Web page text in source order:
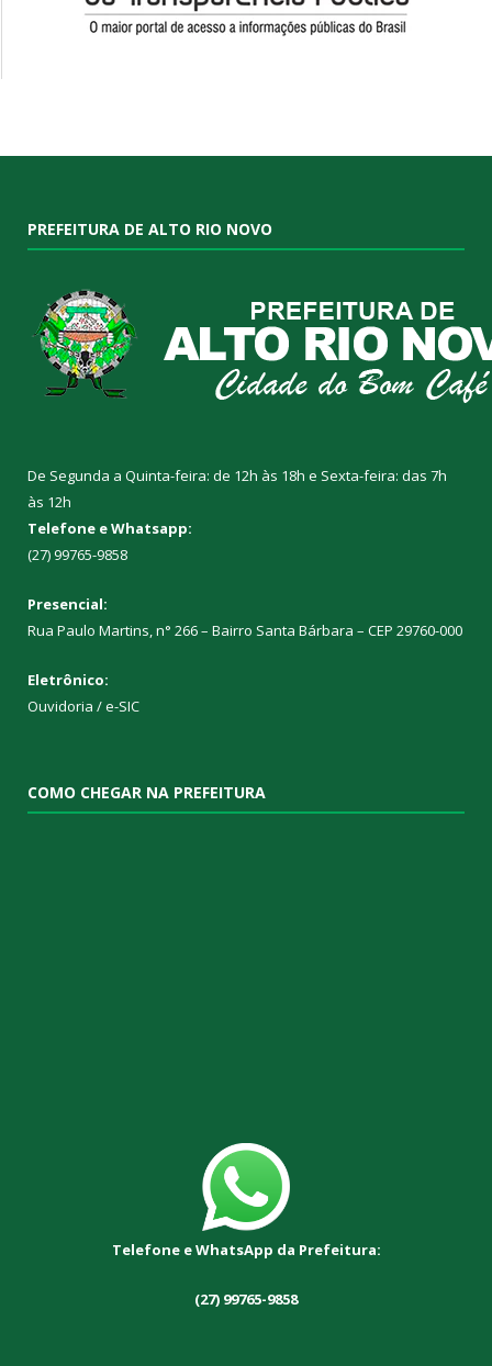
PREFEITURA DE ALTO RIO NOVO
De Segunda a Quinta-feira: de 12h às 18h e Sexta-feira: das 7h
às 12h
Telefone e Whatsapp:
(27) 99765-9858
Presencial:
Rua Paulo Martins, n° 266 – Bairro Santa Bárbara – CEP 29760-000
Eletrônico:
Ouvidoria /e-SIC
COMO CHEGAR NA PREFEITURA
Telefone e WhatsApp da Prefeitura:
(27) 99765-9858